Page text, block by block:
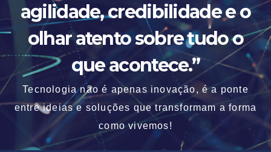
agilidade, credibilidade e o
olhar atento sobre tudo o
que acontece.”
Tecnologia não é apenas inovação, é a ponte
entre ideias e soluções que transformam a forma
como vivemos!